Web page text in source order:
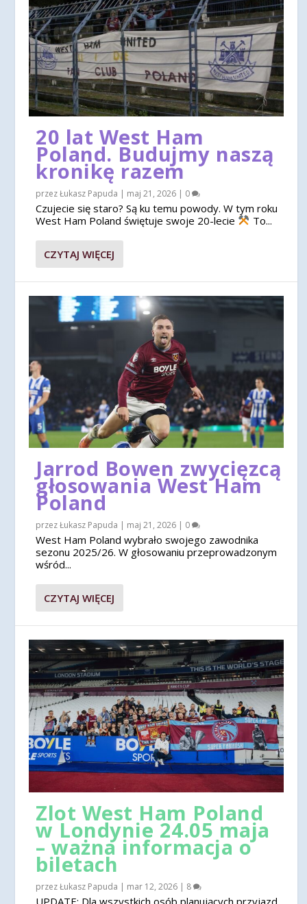
20 lat West Ham
Poland. Budujmy naszą
kronikę razem
przezŁukasz Papuda | maj 21, 2026 | 0
Czujecie się staro? Są ku temu powody. W tym roku
West Ham Poland świętuje swoje 20-lecie
To...
CZYTAJ WIĘCEJ
Jarrod Bowen zwycięzcą
głosowania West Ham
Poland
przezŁukasz Papuda | maj 21, 2026 | 0
West Ham Poland wybrało swojego zawodnika
sezonu 2025/26. W głosowaniu przeprowadzonym
wśród...
CZYTAJ WIĘCEJ
Zlot West Ham Poland
w Londynie 24.05 maja
– ważna informacja o
biletach
przezŁukasz Papuda | mar 12, 2026 | 8
UPDATE: Dla wszystkich osób planujących przyjazd